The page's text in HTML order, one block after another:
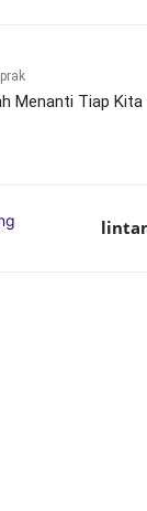
Menanti Tiap